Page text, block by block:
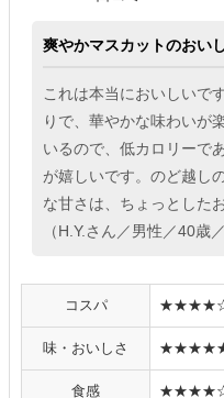
爽やかマスカットのおい
これは本当においしいで
りで、華やかな味わいが
いるので、低カロリーで
が嬉しいです。のど越し
な甘さは、ちょっとした
（H.Y.さん／男性／40歳
コスパ
味・おいしさ
食感